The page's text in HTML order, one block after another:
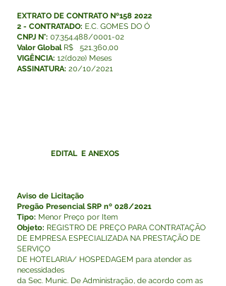
EXTRATO DE CONTRATO Nº158 2022
2 - CONTRATADO: E.C. GOMES DO Ó
CNPJ N°: 07.354.488/0001-02
Valor Global R$ 521.360,00
VIGÊNCIA: 12(doze) Meses
ASSINATURA: 20/10/2021
EDITAL E ANEXOS
Aviso de Licitação
Pregão Presencial SRP nº 028/2021
Tipo: Menor Preço por Item
Objeto: REGISTRO DE PREÇO PARA CONTRATAÇÃO
DE EMPRESA ESPECIALIZADA NA PRESTAÇÃO DE
SERVIÇO
DE HOTELARIA/ HOSPEDAGEM para atender as
necessidades
da Sec. Munic. De Administração, de acordo com as